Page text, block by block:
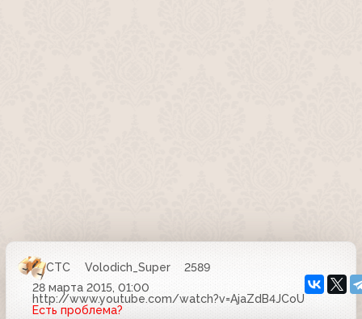
СТС Volodich_Super
2589
28 марта 2015, 01:00
http://www.youtube.com/watch?v=AjaZdB4JCoU
Есть проблема?